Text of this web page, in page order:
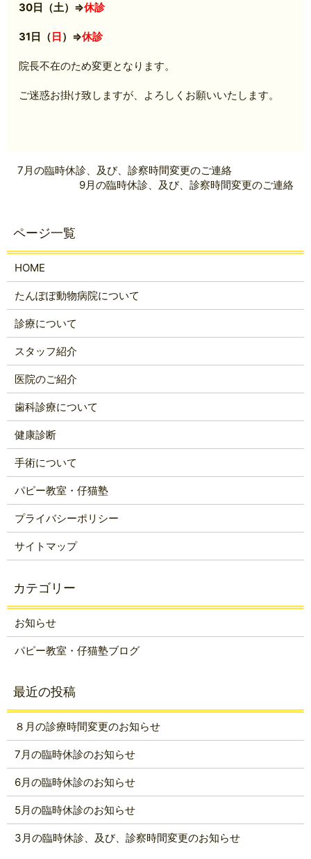
30日（土）⇒休診
31日（日 ）⇒休診
院長不在のため変更となります。
ご迷惑お掛け致しますが、よろしくお願いいたします。
7月の臨時休診、及び、診察時間変更のご連絡
9月の臨時休診、及び、診察時間変更のご連絡
HOME
たんぽぽ動物病院について
診療について
スタッフ紹介
医院のご紹介
歯科診療について
健康診断
手術について
パピー教室・仔猫塾
プライバシーポリシー
サイトマップ
お知らせ
パピー教室・仔猫塾ブログ
８月の診療時間変更のお知らせ
7月の臨時休診のお知らせ
6月の臨時休診のお知らせ
5月の臨時休診のお知らせ
3月の臨時休診、及び、診察時間変更のお知らせ